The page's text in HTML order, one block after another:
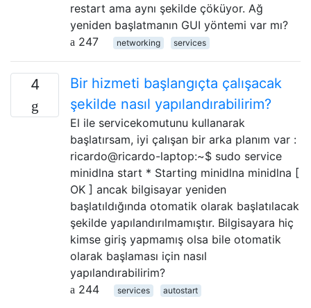
restart ama aynı şekilde çöküyor. Ağ
yeniden başlatmanın GUI yöntemi var mı?
247
networking services
4
Bir hizmeti başlangıçta çalışacak
şekilde nasıl yapılandırabilirim?
El ile servicekomutunu kullanarak
başlatırsam, iyi çalışan bir arka planım var :
ricardo@ricardo-laptop:~$ sudo service
minidlna start * Starting minidlna minidlna [
OK ] ancak bilgisayar yeniden
başlatıldığında otomatik olarak başlatılacak
şekilde yapılandırılmamıştır. Bilgisayara hiç
kimse giriş yapmamış olsa bile otomatik
olarak başlaması için nasıl
yapılandırabilirim?
244
services autostart